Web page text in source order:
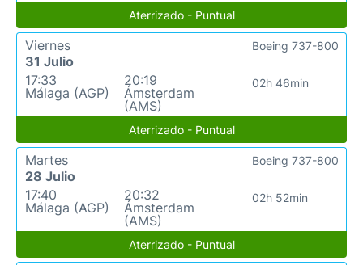
Aterrizado - Puntual
Viernes
31 Julio
17:33
Málaga (AGP)
20:19
Ámsterdam
(AMS)
02h 46min
Boeing 737-800
Aterrizado - Puntual
Martes
28 Julio
17:40
Málaga (AGP)
20:32
Ámsterdam
(AMS)
02h 52min
Boeing 737-800
Aterrizado - Puntual